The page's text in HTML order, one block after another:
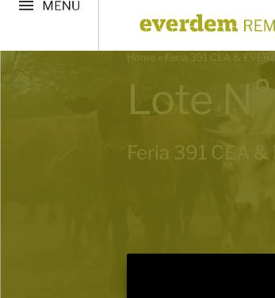
Home » Feria 391 CEA &
Lote
Feria 391 CEA &